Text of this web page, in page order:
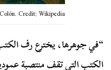
Credit: Wikipedia
“في جوهرها، يخترع رف
الكتب التي تقف منتصبة